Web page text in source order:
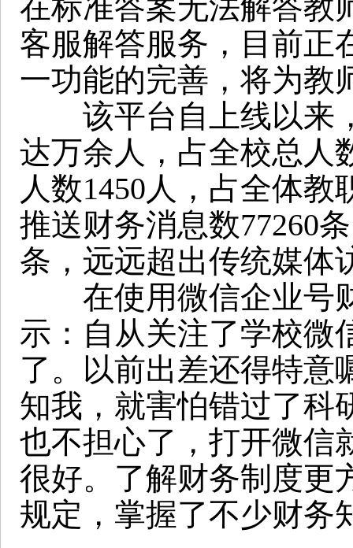
在标准答案无法解答教
客服解答服务，目前正
一功能的完善，将为
该平台自上线以来
达万余人，占全校总人
人数1450人，占全体
推送财务消息数77260
条，远远超出传统媒体
在使用微信企业号
示：自从关注了学校微
了。以前出差还得特意
知我，就害怕错过了科
也不担心了，打开微信
很好。了解财务制度更
规定，掌握了不少财务